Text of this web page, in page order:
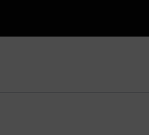
wyszukiwanie od